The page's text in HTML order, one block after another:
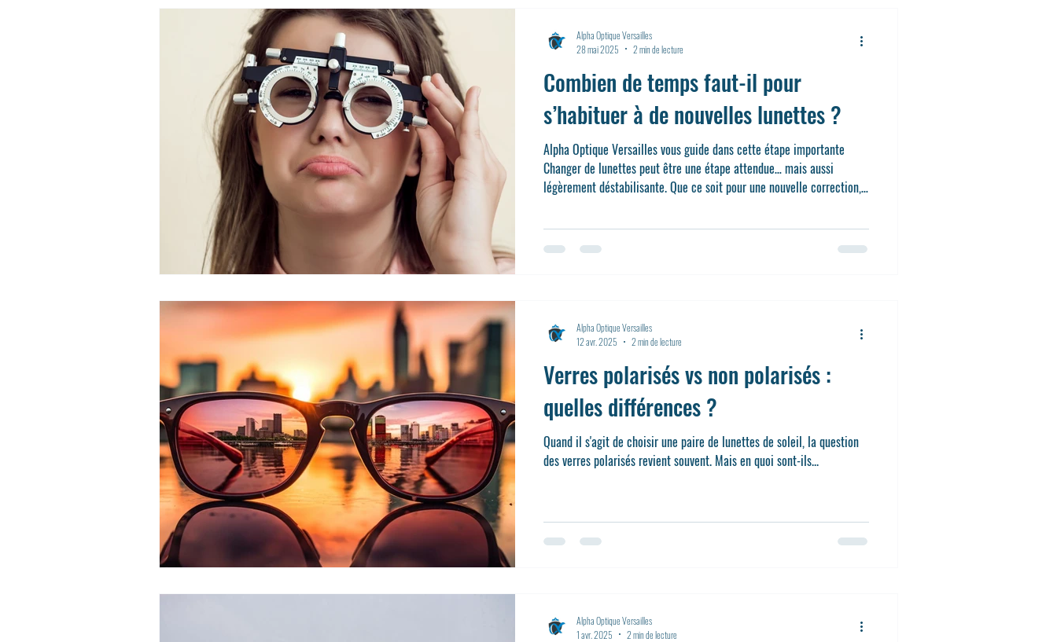
Combien de temps faut-il pour
s’habituer à de nouvelles lunettes ?
Alpha Optique Versailles vous guide dans cette étape importante
Changer de lunettes peut être une étape attendue… mais aussi
légèrement déstabilisante. Que ce soit pour une nouvelle correction,
revient souvent chez nos clients :Combien de temps faut-il pour
s’habituer à ses nouvelles lunettes ?
Alpha Optique Versailles
28 mai 2025
2 min de lecture
Verres polarisés vs non polarisés :
quelles différences ?
Quand il s'agit de choisir une paire de lunettes de soleil, la question
des verres polarisés revient souvent. Mais en quoi sont-ils...
Alpha Optique Versailles
12 avr. 2025
2 min de lecture
Alpha Optique Versailles
1 avr. 2025
2 min de lecture